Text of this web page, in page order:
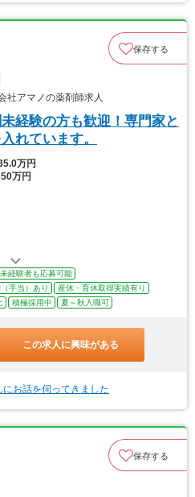
保存する
アマノの薬剤師求人
経験の方も歓迎！専門家と
れています。
万円
万円
未経験者も応募可能
手当）あり
産休・育休取得実績有り
積極採用中 夏～秋入職可
この求人に興味がある
お話を伺ってきました
保存する